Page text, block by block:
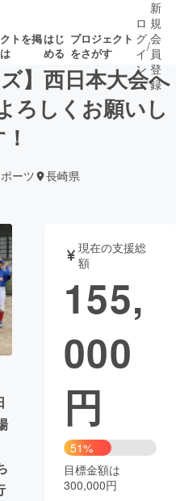
トを掲はじ
める
プロジェクト
をさがす
募集終了が近いプ
ト
書籍・雑誌
チャレンジ
CAMPFIRE Creation
machi-ya コミュニティ
ロ
グ
イ
ン
/
新
規
会
員
登
録
】西日本大会へ
ろしくお願いし
ーツ 長崎県
現在の支援総
額
155,
000
円
51%
目標金額は
300,000円